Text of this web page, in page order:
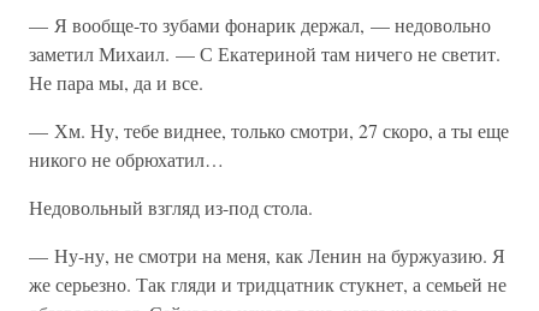
— Я вообще-то зубами фонарик держал, — недовольно
заметил Михаил. — С Екатериной там ничего не светит.
Не пара мы, да и все.
— Хм. Ну, тебе виднее, только смотри, 27 скоро, а ты еще
никого не обрюхатил…
Недовольный взгляд из-под стола.
— Ну-ну, не смотри на меня, как Ленин на буржуазию. Я
же серьезно. Так гляди и тридцатник стукнет, а семьей не